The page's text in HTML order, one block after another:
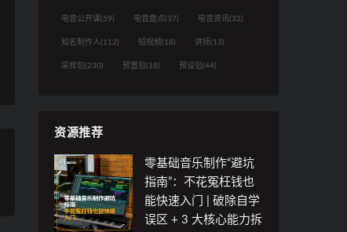
电音公开课(59) 电音盘点(37) 电音资讯(32)
知名制作人(112) 短视频 (18) 讲师(13)
采样包(230) 预置包(18) 预设包(44)
资源推荐
零基础音乐制作“避坑
指南”：不花冤枉钱也
能快速入门 | 破除自学
误区 + 3 大核心能力拆